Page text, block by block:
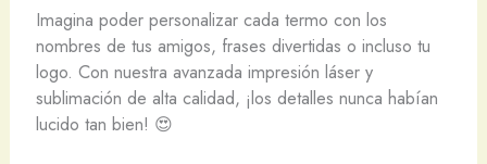
Imagina poder personalizar cada termo con los
nombres de tus amigos, frases divertidas o incluso tu
logo. Con nuestra avanzada impresión láser y
sublimación de alta calidad, ¡los detalles nunca habían
lucido tan bien! 😍